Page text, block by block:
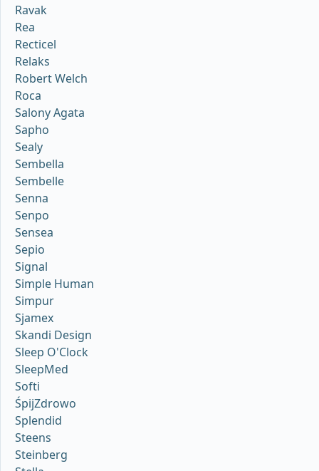
Ravak
Rea
Recticel
Relaks
Robert Welch
Roca
Salony Agata
Sapho
Sealy
Sembella
Sembelle
Senna
Senpo
Sensea
Sepio
Signal
Simple Human
Simpur
Sjamex
Skandi Design
Sleep O'Clock
SleepMed
Softi
ŚpijZdrowo
Splendid
Steens
Steinberg